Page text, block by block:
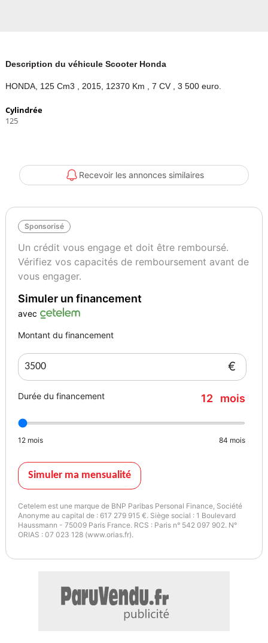
Description du véhicule Scooter Honda
HONDA, 125 Cm3 , 2015, 12370 Km , 7 CV , 3 500 euro.
Cylindrée
125
Recevoir les annonces similaires
Sponsorisé
Un crédit vous engage et doit être remboursé.
Vérifiez vos capacités de remboursement avant de
vous engager.
Simuler un financement
avec
Montant du financement
€
Durée du financement 12 mois
12 mois 84 mois
Simuler ma mensualité
Cetelem est une marque de BNP Paribas Personal Finance, Société
Anonyme au capital de : 617 279 915 €. Siège social : 1 Boulevard
Haussmann - 75009 Paris France. RCS : Paris n° 542 097 902. N°
ORIAS : 07 023 128 (www.orias.fr).